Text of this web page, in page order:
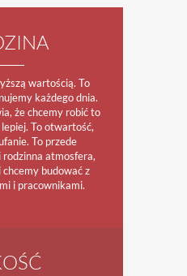
wartością. To
każdego dnia.
że chcemy robić to
To otwartość,
To przede
rodzinna atmosfera,
budować z
i pracownikami.